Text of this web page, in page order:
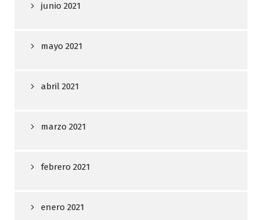
junio 2021
mayo 2021
abril 2021
marzo 2021
febrero 2021
enero 2021